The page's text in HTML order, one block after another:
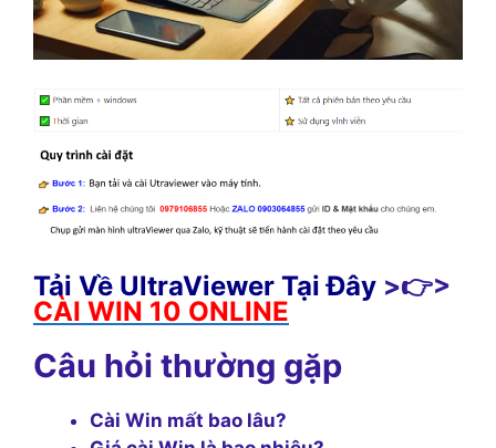
Tải Về UltraViewer Tại Đây >👉>
CÀI WIN 10 ONLINE
Câu hỏi thường gặp
Cài Win mất bao lâu?